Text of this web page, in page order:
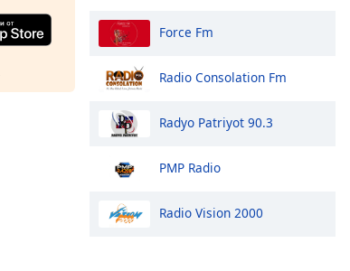
Force Fm
Radio Consolation Fm
Radyo Patriyot 90.3
PMP Radio
Radio Vision 2000